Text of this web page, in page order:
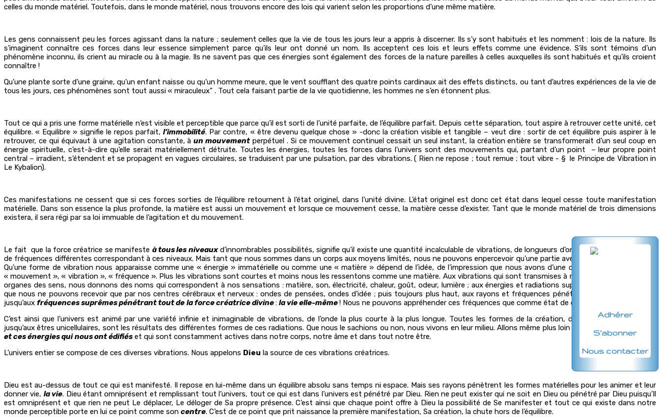
celles du monde matériel. Toutefois, dans le monde matériel, nous trouvons encore des lois qui varient selon les proportions d’une même matière.
Les gens connaissent peu les forces agissant dans la nature ; seulement celles que la vie de tous les jours leur a appris à discerner. Ils s’y sont habitués et les nomment : lois de la nature. Ils
s’imaginent connaître ces forces dans leur essence simplement parce qu’ils leur ont donné un nom. Ils acceptent ces lois et leurs effets comme une évidence. S’ils sont témoins d’un
phénomène inconnu, ils crient au miracle ou à la magie. Ils ne savent pas que ces énergies sont également des forces de la nature pareilles à celles auxquelles ils sont habitués et qu’ils croient
connaître !
Qu’une plante sorte d’une graine, qu’un enfant naisse ou qu’un homme meure, que le vent soufflant des quatre points cardinaux ait des effets distincts, ou tant d’autres expériences de la vie de
tous les jours, ces phénomènes sont tout aussi « miraculeux” . Tout cela faisant partie de la vie quotidienne, les hommes ne s’en étonnent plus.
Tout ce qui a pris une forme matérielle n’est visible et perceptible que parce qu’il est sorti de l’unité parfaite, de l’équilibre parfait. Depuis cette séparation, tout aspire à retrouver cette unité, cet
équilibre. « Equilibre » signifie le repos parfait,l’immobilité. Par contre, « être devenu quelque chose » -donc la création visible et tangible – veut dire : sortir de cet équilibre puis aspirer à le
retrouver, ce qui équivaut à une agitation constante, àun mouvement perpétuel . Si ce mouvement continuel cessait un seul instant, la création entière se transformerait d’un seul coup en
énergie spirituelle, c’est-à-dire qu’elle serait matériellement détruite. Toutes les énergies, toutes les forces dans l’univers sont des mouvements qui, partant d’un point – leur propre point
central – irradient, s’étendent et se propagent en vagues circulaires, se traduisent par une pulsation, par des vibrations. ( Rien ne repose ; tout remue ; tout vibre - § le Principe de Vibration in
Le Kybalion).
Ces manifestations ne cessent que si ces forces sorties de l’équilibre retournent à l’état originel, dans l’unité divine. L’état originel est donc cet état dans lequel cesse toute manifestation
matérielle. Dans son essence la plus profonde, la matière est aussi un mouvement et lorsque ce mouvement cesse, la matière cesse d’exister. Tant que le monde matériel de trois dimensions
existera, il sera régi par sa loi immuable de l’agitation et du mouvement.
Le fait que la force créatrice se manifeste à tous les niveauxd’innombrables possibilités, signifie qu’il existe une quantité incalculable de vibrations, de longueurs d’ondes, de formes d’ondes,
de fréquences différentes correspondant à ces niveaux. Mais tant que nous sommes dans un corps aux moyens limités, nous ne pouvons enpercevoir qu’une partie avec nos organes des sens.
Qu’une forme de vibration nous apparaisse comme une « énergie » immatérielle ou comme une « matière » dépend de l’idée, de l’impression que nous avons d’une chose qui n’est autre que
« mouvement », « vibration », « fréquence ». Plus les vibrations sont courtes et moins nous les ressentons comme une matière. Aux vibrations qui sont transmises à notre conscience par nos
organes des sens, nous donnons des noms qui correspondent à nos sensations : matière, son, électricité, chaleur, goût, odeur, lumière ; aux énergies et radiations supérieures et immatérielles
que nous ne pouvons recevoir que par nos centres cérébraux et nerveux : ondes de pensées, ondes d’idée ; puis toujours plus haut, aux rayons et fréquences pénétrant plus profondément
jusqu’aux fréquences suprêmes pénétrant tout de la force créatrice divine: la vie elle-même! Nous ne pouvons appréhender ces fréquences que comme état de conscience.
C’est ainsi que l’univers est animé par une variété infinie et inimaginable de vibrations, de l’onde la plus courte à la plus longue. Toutes les formes de la création, depuis les corps célestes
jusqu’aux êtres unicellulaires, sont les résultats des différentes formes de ces radiations. Que nous le sachions ou non, nous vivons en leur milieu. Allons même plus loin :
et ces énergies qui nous ont édifiés et qui sont constamment actives dans notre corps, notre âme et dans tout notre être.
L’univers entier se compose de ces diverses vibrations. Nous appelons Dieu la source de ces vibrations créatrices.
Dieu est au-dessus de tout ce qui est manifesté. Il repose en lui-même dans un équilibre absolu sans temps ni espace. Mais ses rayons pénètrent les formes matérielles pour les animer et leur
donner vie, la vie. Dieu étant omniprésent et remplissant tout l’univers, tout ce qui est dans l’univers est pénétré par Dieu. Rien ne peut exister qui ne soit en Dieu ou pénétré par Dieu puisqu’Il
est omniprésent et que rien ne peut Le déplacer, Le déloger de Sa propre présence. C’est ainsi que chaque point offre à Dieu la possibilité de Se manifester et tout ce qui existe dans notre
monde perceptible porte en lui ce point comme son centre. C’est de ce point que prit naissance la première manifestation, Sa création, la chute hors de l’équilibre.
Adhérer
S'abonner
Nous contacter